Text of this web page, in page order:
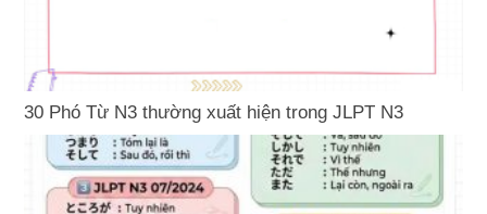
30 Phó Từ N3 thường xuất hiện trong JLPT N3